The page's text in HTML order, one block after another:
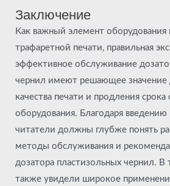
Заключение
Как важный элемент оборудования
трафаретной печати, правильная
эффективное обслуживание
чернил имеют решающее значение
качества печати и продления
оборудования. Благодаря введению
читатели должны глубже понять
методы обслуживания и
дозатора пластизольных чернил.
также увидели широкое